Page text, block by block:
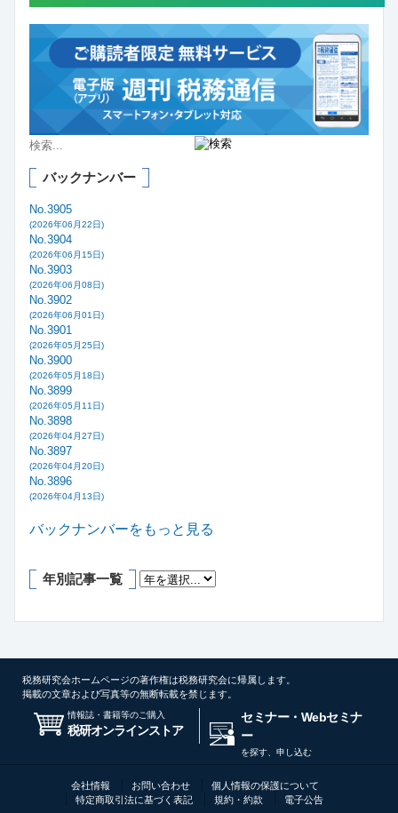
バックナンバー
No.3905
(2026年06月22日)
No.3904
(2026年06月15日)
No.3903
(2026年06月08日)
No.3902
(2026年06月01日)
No.3901
(2026年05月25日)
No.3900
(2026年05月18日)
No.3899
(2026年05月11日)
No.3898
(2026年04月27日)
No.3897
(2026年04月20日)
No.3896
(2026年04月13日)
バックナンバーをもっと見る
年別記事一覧
税務研究会ホームページの著作権は税務研究会に帰属します。
掲載の文章および写真等の無断転載を禁じます。
情報誌・書籍等のご購入
税研オンラインストア
セミナー・Webセミナ
ー
を探す、申し込む
会社情報 お問い合わせ
個人情報の保護について
特定商取引法に基づく表記
規約・約款 電子公告